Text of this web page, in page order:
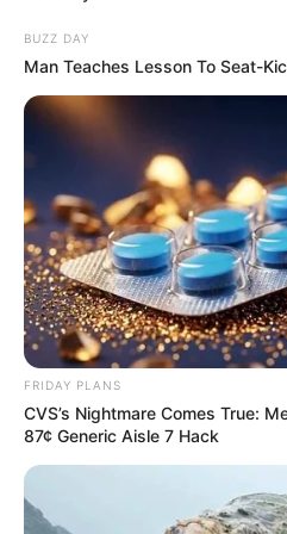
10 Foods That Instantly
BRAINBERRIES
BUZZ DAY
Man Teaches Lesson To Seat-
FRIDAY PLANS
CVS’s Nightmare Comes True:
87¢ Generic Aisle 7 Hack